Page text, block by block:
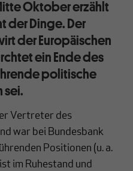
Oktober erzählt
der Dinge. Der
der Europäischen
ein Ende des
politische
sei.
Vertreter des
war bei Bundesbank
Positionen (u. a.
im Ruhestand und